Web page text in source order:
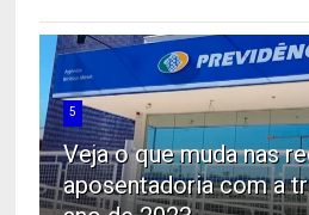
5
Veja o que muda nas
aposentadoria com a